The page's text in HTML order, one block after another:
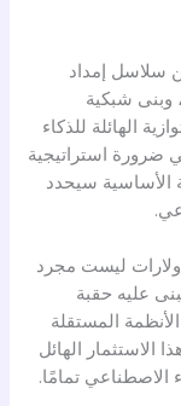
سلاسل إمداد
وبنى شبكية
الهائلة للذكاء
ضرورة استراتيجية
الأساسية سيحدد
ليست مجرد
عليه حقبة
المستقلة
الاستثمار الهائل
الاصطناعي تمامًا.